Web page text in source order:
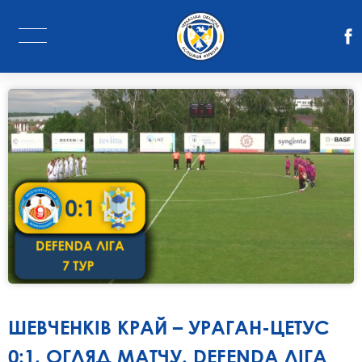
ШЕВЧЕНКІВ КРАЙ – УРАГАН-ЦЕТУС
0:1. ОГЛЯД МАТЧУ. DEFENDA ЛІГА